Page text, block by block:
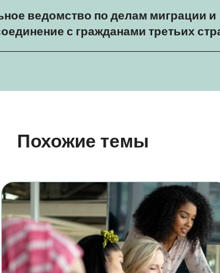
ведомство по делам миграции и
с гражданами третьих
Похожие темы